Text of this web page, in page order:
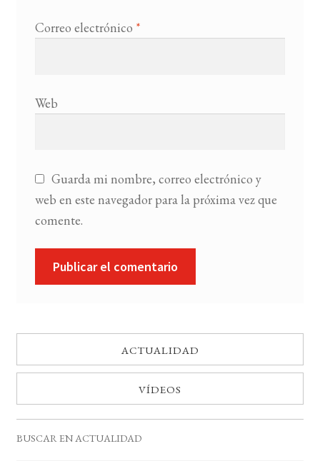
Correo electrónico *
Web
Guarda mi nombre, correo electrónico y
web en este navegador para la próxima vez que
comente.
ACTUALIDAD
VÍDEOS
BUSCAR EN ACTUALIDAD